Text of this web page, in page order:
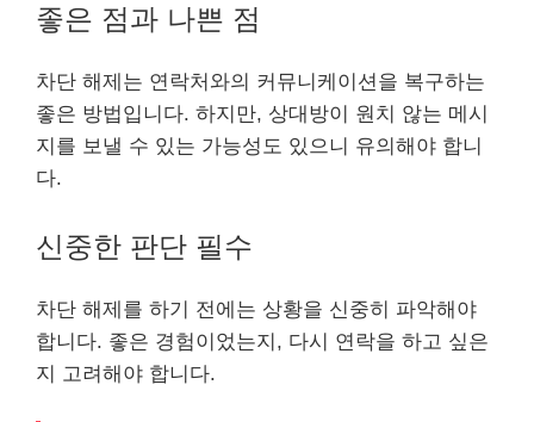
좋은 점과 나쁜 점
차단 해제는 연락처와의 커뮤니케이션을 복구하는
좋은 방법입니다. 하지만, 상대방이 원치 않는 메시
지를 보낼 수 있는 가능성도 있으니 유의해야 합니
다.
신중한 판단 필수
차단 해제를 하기 전에는 상황을 신중히 파악해야
합니다. 좋은 경험이었는지, 다시 연락을 하고 싶은
지 고려해야 합니다.